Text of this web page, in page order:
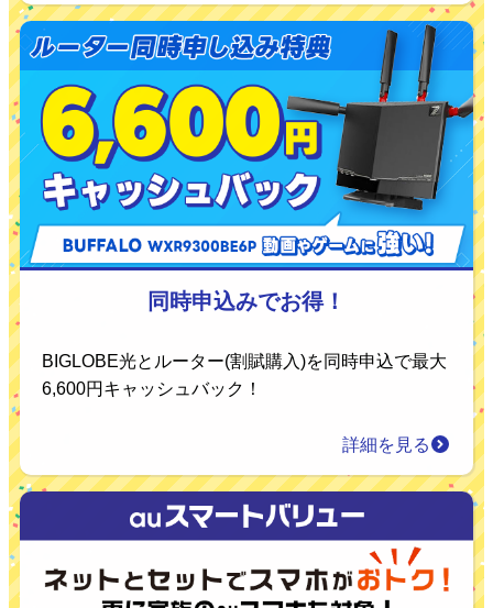
同時申込みでお得！
BIGLOBE光とルーター(割賦購入)を同時申込で最大
6,600円キャッシュバック！
詳細を見る